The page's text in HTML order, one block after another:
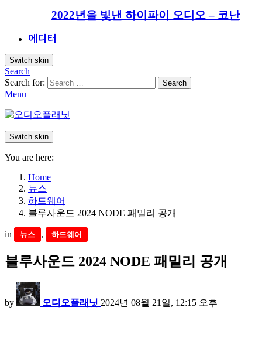
2022년을 빛낸 하이파이 오디오 – 코난
에디터
Switch skin
Search
Search for:
Search
Menu
Switch skin
You are here:
Home
뉴스
하드웨어
블루사운드 2024 NODE 패밀리 공개
in 뉴스 , 하드웨어
블루사운드 2024 NODE 패밀리 공개
by 오디오플래닛 2024년 08월 21일, 12:15 오후